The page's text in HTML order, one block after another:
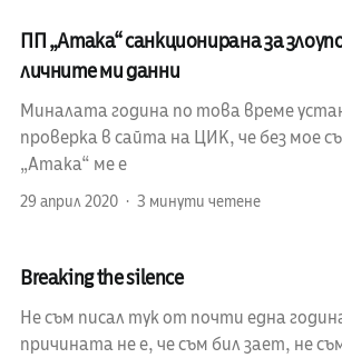
ПП „Атака“ санкционирана за
личните ми данни
Миналата година по това време
проверка в сайта на ЦИК, че без мое
„Атака“ ме е
29 април 2020 3 минути четене
Breaking the silence
Не съм писал тук от почти една
причината не е, че съм бил зает, не